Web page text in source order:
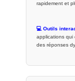
rapidement et
💻 Outils
applications
des réponses